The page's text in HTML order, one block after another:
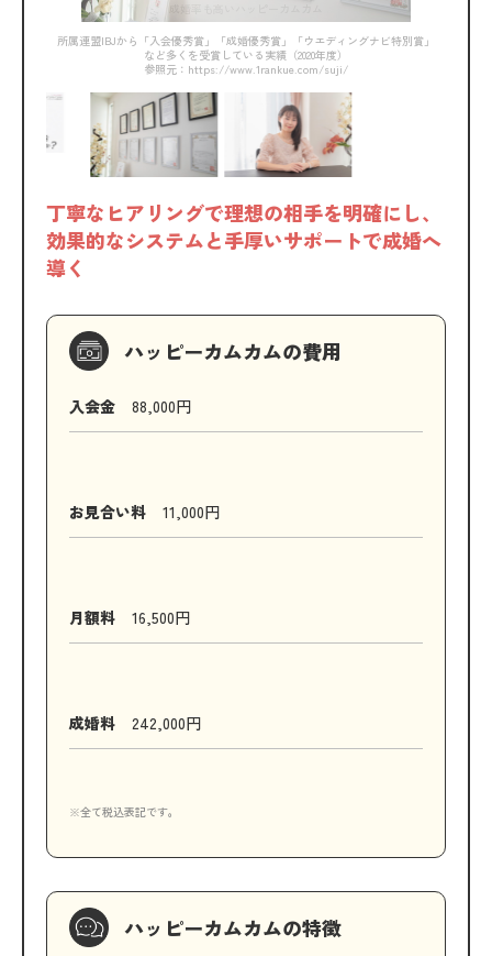
所属連盟IBJから「入会優秀賞」「成婚優秀賞」「ウエディングナビ特別賞」
など多くを受賞している実績（2020年度）
参照元：https://www.1rankue.com/suji/
丁寧なヒアリングで理想の相手を明確にし、
効果的なシステムと手厚いサポートで成婚へ
導く
ハッピーカムカムの費用
入会金 88,000円
お見合い料 11,000円
月額料 16,500円
成婚料 242,000円
※全て税込表記です。
ハッピーカムカムの特徴